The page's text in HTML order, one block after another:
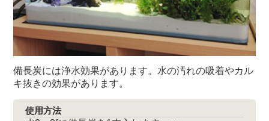
備長炭には浄水効果があります。水の汚れの吸着やカル
キ抜きの効果があります。
使用方法